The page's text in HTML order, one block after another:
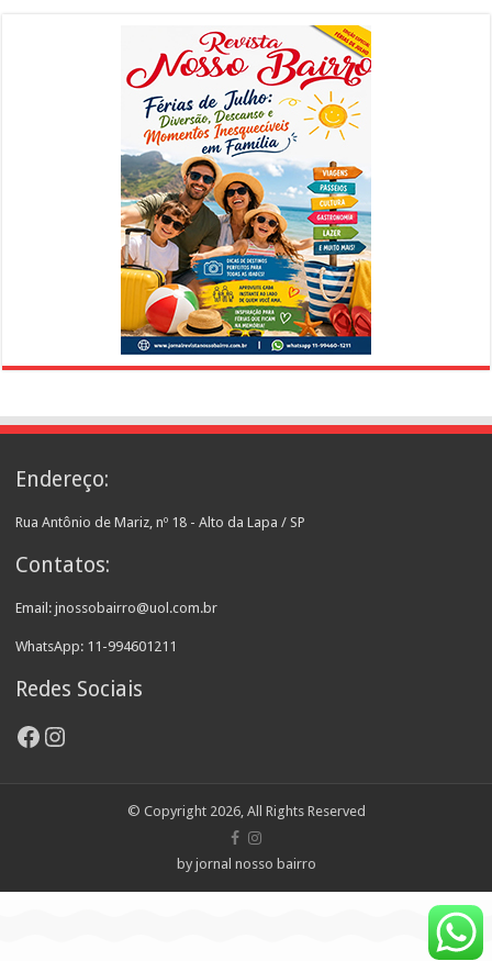
Endereço:
Rua Antônio de Mariz, nº 18 - Alto da Lapa / SP
Contatos:
Email: jnossobairro@uol.com.br
WhatsApp: 11-994601211
Redes Sociais
Facebook
Instagram
© Copyright 2026, All Rights Reserved
by jornal nosso bairro